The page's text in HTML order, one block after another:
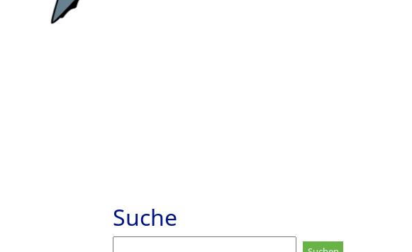
Suche